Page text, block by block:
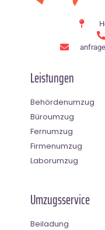
Leistungen
Behördenumzug
Büroumzug
Fernumzug
Firmenumzug
Laborumzug
Umzugsservice
Beiladung